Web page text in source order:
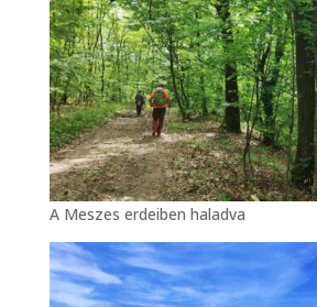
A Meszes erdeiben haladva